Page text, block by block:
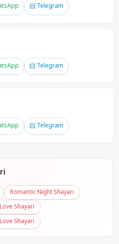
📨 Telegram
📨 Telegram
📨 Telegram
Romantic Night Shayari
Shayari
Love Shayari